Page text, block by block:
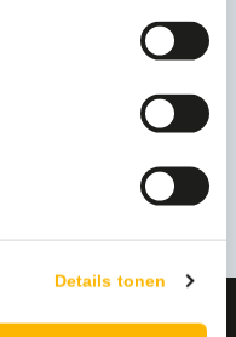
Details tonen